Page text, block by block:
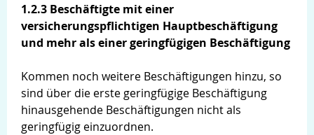
1.2.3 Beschäftigte mit einer
versicherungspflichtigen Hauptbeschäftigung
und mehr als einer geringfügigen Beschäftigung
Kommen noch weitere Beschäftigungen hinzu, so
sind über die erste geringfügige Beschäftigung
hinausgehende Beschäftigungen nicht als
geringfügig einzuordnen.